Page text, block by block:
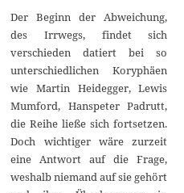
Der Beginn der Abweichung,
des Irrwegs, findet sich
verschieden datiert bei so
unterschiedlichen Koryphäen
wie Martin Heidegger, Lewis
Mumford, Hanspeter Padrutt,
die Reihe ließe sich fortsetzen.
Doch wichtiger wäre zurzeit
eine Antwort auf die Frage,
weshalb niemand auf sie gehört